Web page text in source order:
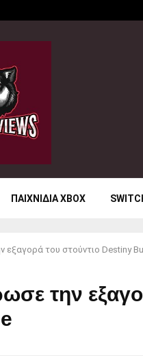
ΠΑΙΧΝΙΔΙΑ XBOX
εξαγορά του στούντιο Destiny
την